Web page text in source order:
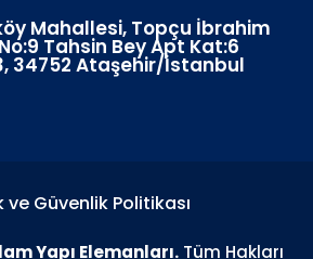
Mahallesi, Topçu İbrahim
Tahsin Bey Apt Kat:6
34752 Ataşehir/İstanbul
Yapı Elemanları. Tüm Hakları
ve Güvenlik Politikası